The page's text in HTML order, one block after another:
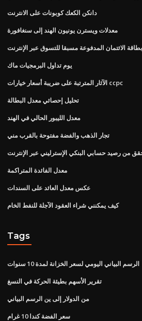
دانكن الكعك كوبونات على الانترنت
معدلات ويسترن يونيون الهند إلى سنغافورة
الائتمان المدفوعة مسبقا للتسوق عبر الإنترنت
يوم تداول البرمجيات ماك
الآثار المترتبة على ضريبة أسعار خيارات ccpc
تحليل إحصائي معدل البطالة
معدل الليبور الحالي في الهند
تجار الذهب والفضة مفتوحة بالقرب مني
من رصيد حسابي البنكي الإسترليني عبر الإنترنت
معدل الفائدة المتراكمة
عكس معدل العائد على السندات
كيف يمكنني شراء العقود الآجلة للنفط الخام
Tags
الرسم البياني اليومي لسعر الخزانة لمدة 10 سنوات
تقرير الأسهم بطيئة الحركة في النسغ
من الدولار إلى ين الرسم البياني
سعر الفضة كندا 10 غرام